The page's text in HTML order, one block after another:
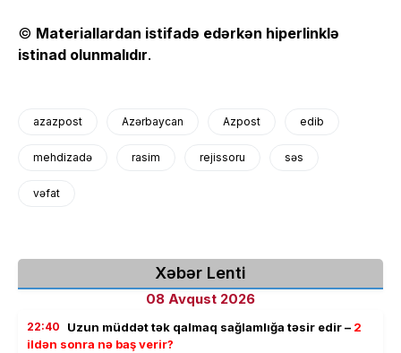
© Materiallardan istifadə edərkən hiperlinklə
istinad olunmalıdır.
azazpost Azərbaycan Azpost edib
mehdizadə rasim rejissoru səs
vəfat
Xəbər Lenti
08 Avqust 2026
22:40 Uzun müddət tək qalmaq sağlamlığa təsir edir – 2
ildən sonra nə baş verir?